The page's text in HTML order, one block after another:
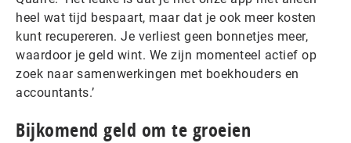
heel wat tijd bespaart, maar dat je ook meer kosten
kunt recupereren. Je verliest geen bonnetjes meer,
waardoor je geld wint. We zijn momenteel actief op
zoek naar samenwerkingen met boekhouders en
accountants.’
Bijkomend geld om te groeien